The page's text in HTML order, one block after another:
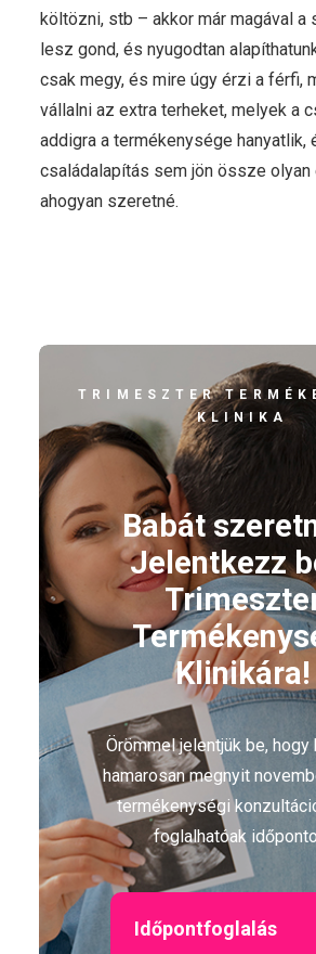
költözni, stb – akkor már magával
lesz gond, és nyugodtan
csak megy, és mire úgy érzi a férfi,
vállalni az extra terheket, melyek a
addigra a termékenysége hanyatlik,
családalapítás sem jön össze olyan
ahogyan szeretné.
TRIMESZTER
KLINIKA
Babát
Jelentkezz
Klinikára!
Örömmel jelentjük be, hogy
hamarosan megnyit
termékenységi
foglalhatóak
Időpontfoglalás